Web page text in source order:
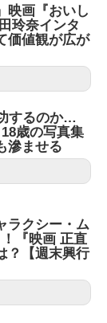
映画『おいし
玲奈インタ
価値観が広が
するのか…
歳の写真集
滲ませる
ラクシー・ム
『映画 正直
？【週末興行